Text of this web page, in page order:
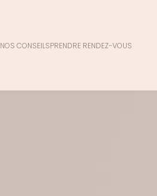
NOS CONSEILSPRENDRE RENDEZ-VOUS